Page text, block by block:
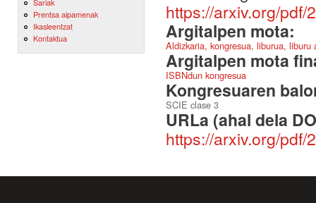
Prentsa aipamenak
Ikasleentzat
Kontaktua
https://arxiv.org/pdf/
Argitalpen mota:
Aldizkaria, kongresua, liburua,
Argitalpen mota
ISBNdun kongresua
Kongresuaren
SCIE clase 3
URLa (ahal dela
https://arxiv.org/pdf/